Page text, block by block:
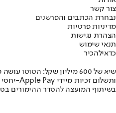
צור קשר
נבחרת הכתבים והפרשנים
מדיניות פרטיות
הצהרת נגישות
תנאי שימוש
כדאילהכיר
שיא של 600 מיליון שקל: הטוטו עושה מהפיכה
יחסי הימור משופרים, הפקדות ב-Apple Pay ותשלום זכיות מיידי
בשיתוף המועצה להסדר ההימורים